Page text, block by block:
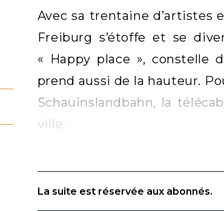
Avec sa trentaine d’artistes
Freiburg s’étoffe et se
« Happy place », constelle
prend aussi de la hauteur.
Schauinslandbahn, la
ville.
La suite est réservée aux abonnés.